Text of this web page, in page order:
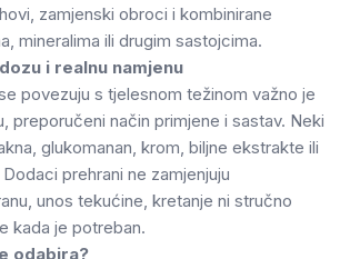
zamjenski obroci i kombinirane
mineralima ili drugim sastojcima.
i realnu namjenu
povezuju s tjelesnom težinom važno je
preporučeni način primjene i sastav. Neki
glukomanan, krom, biljne ekstrakte ili
prehrani ne zamjenjuju
unos tekućine, kretanje ni stručno
kada je potreban.
odabira?